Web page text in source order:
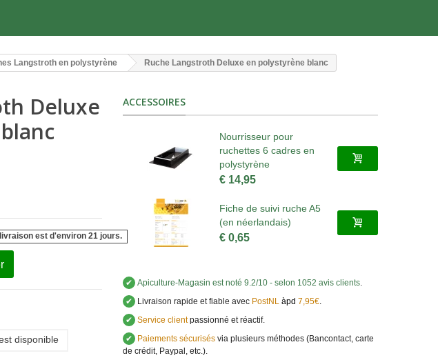
Langstroth en polystyrène Ruche Langstroth Deluxe en polystyrène blanc
Deluxe
est d'environ 21 jours.
disponible
ACCESSOIRES
Nourrisseur pour
ruchettes 6 cadres en
polystyrène
€ 14,95
Fiche de suivi ruche A5
(en néerlandais)
€ 0,65
✔ Apiculture-Magasin est noté 9.2/10 - selon 1052 avis clients.
✔ Livraison rapide et fiable avecPostNL àpd 7,95€.
✔ Service clientpassionné et réactif.
✔ Paiements sécurisésvia plusieurs méthodes (Bancontact, carte
de crédit, Paypal, etc.).